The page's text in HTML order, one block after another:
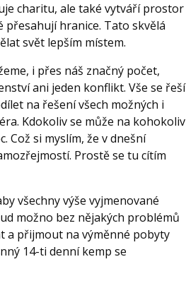
charitu, ale také vytváří prostor
hranice. Tato skvělá
svět lepším místem.
i přes náš značný počet,
ani jeden konflikt. Vše se řeší
na řešení všech možných i
Kdokoliv se může na kohokoliv
Což si myslím, že v dnešní
Prostě se tu cítím
všechny výše vyjmenované
možno bez nějakých problémů
a přijmout na výměnné pobyty
14-ti denní kemp se